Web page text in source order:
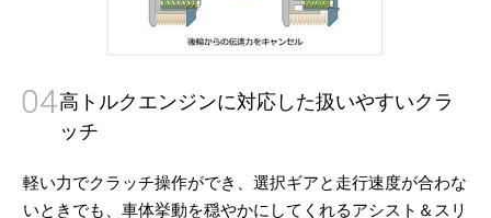
04高トルクエンジンに対応した扱いやすいクラ
ッチ
軽い力でクラッチ操作ができ、選択ギアと走行速度が合わな
いときでも、車体挙動を穏やかにしてくれるアシスト＆スリ